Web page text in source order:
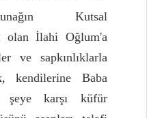
Kutsal
olan İlahi Oğlum'a
ve sapkınlıklarla
kendilerine Baba
şeye karşı küfür